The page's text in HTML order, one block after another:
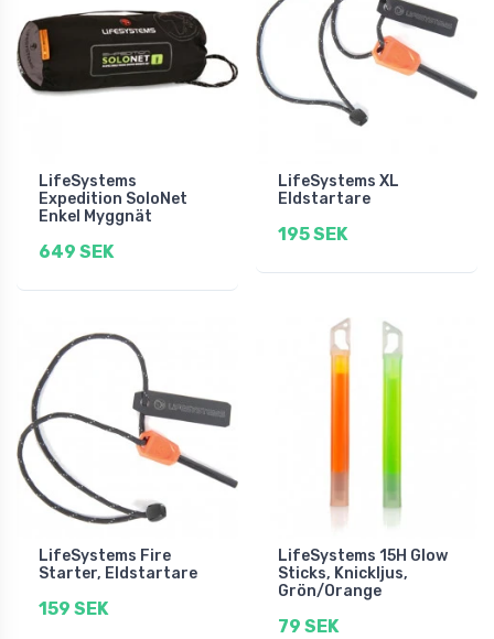
LifeSystems
Expedition SoloNet
Enkel Myggnät
649 SEK
LifeSystems XL
Eldstartare
195 SEK
LifeSystems Fire
Starter, Eldstartare
159 SEK
LifeSystems 15H Glow
Sticks, Knickljus,
Grön/Orange
79 SEK